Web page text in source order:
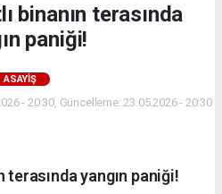
binanın terasında
paniği!
ASAYİŞ
- 20:30, Güncelleme: 23.05.2026 - 20:30
terasında yangın paniği!